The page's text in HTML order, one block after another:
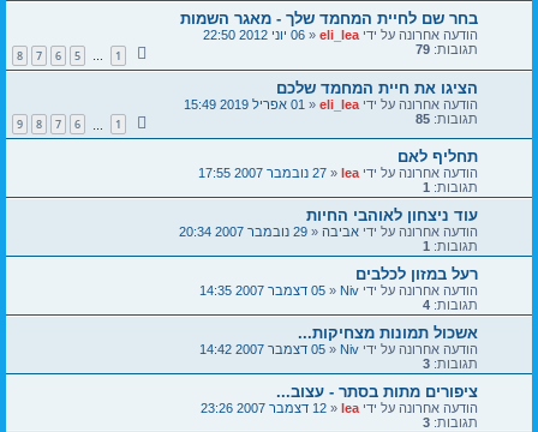
בחר שם לחיית המחמד שלך - מאגר השמות
הודעה אחרונה על ידי eli_lea
«06 יוני 2012 22:50
תגובות: 79
…
5
6
7
8
הציגו את חיית המחמד שלכם
הודעה אחרונה על ידי eli_lea
«01 אפריל 2019 15:49
תגובות: 85
6
7
8
9
תחליף לאם
הודעה אחרונה על ידי lea
«27 נובמבר 2007 17:55
תגובות: 1
עוד ניצחון לאוהבי החיות
הודעה אחרונה על ידי אביבה«29 נובמבר 2007 20:34
תגובות: 1
רעל במזון לכלבים
הודעה אחרונה על ידי Niv
«05 דצמבר 2007 14:35
תגובות: 4
אשכול תמונות מצחיקות...
הודעה אחרונה על ידי Niv
«05 דצמבר 2007 14:42
תגובות: 3
ציפורים מתות בסתר - עצוב...
הודעה אחרונה על ידי lea
«12 דצמבר 2007 23:26
תגובות: 3